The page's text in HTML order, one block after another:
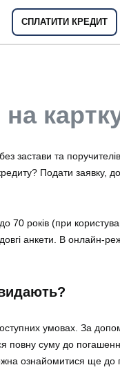
СПЛАТИТИ КРЕДИТ
застави та
Подати заявку,
70 років (при
довгі анкети. В онлайн-
умовах. За
повну суму до
ознайомитися ще до